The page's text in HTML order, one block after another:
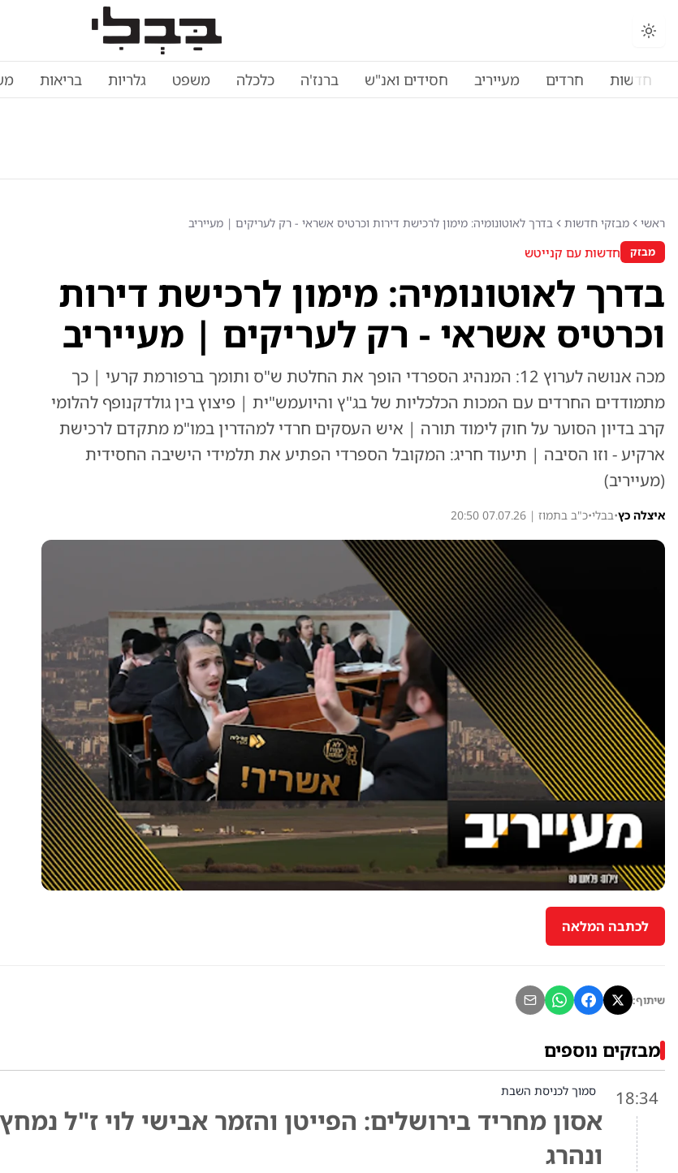
חדשות חרדים מעייריב חסידים ואנ"ש ברנז'ה כלכלה משפט גלריות בריאות
ראשי מבזקי חדשות בדרך לאוטונומיה: מימון לרכישת דירות וכרטיס אשראי - רק לעריקים | מעייריב
מבזק חדשות עם קנייטש
בדרך לאוטונומיה: מימון לרכישת דירות
וכרטיס אשראי - רק לעריקים | מעייריב
מכה אנושה לערוץ 12: המנהיג הספרדי הופך את החלטת ש"ס ותומך ברפורמת קרעי | כך
מתמודדים החרדים עם המכות הכלכליות של בג"ץ והיועמש"ית | פיצוץ בין גולדקנופף להלומי
קרב בדיון הסוער על חוק לימוד תורה | איש העסקים חרדי למהדרין במו"מ מתקדם לרכישת
ארקיע - וזו הסיבה | תיעוד חריג: המקובל הספרדי הפתיע את תלמידי הישיבה החסידית
(מעייריב)
איצלה כץ•בבלי•כ"ב בתמוז | 07.07.26 20:50
לכתבה המלאה
שיתוף:
מבזקים נוספים
18:34 סמוך לכניסת השבת
אסון מחריד בירושלים: הפייטן והזמר אבישי לוי ז"ל נמחץ
ונהרג